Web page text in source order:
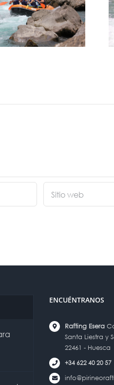
más divertida
del verano
ENCUÉNTRANOS
Rafting Esera
Santa Liestra y
22461 - Huesca
+34 622 40 20 57